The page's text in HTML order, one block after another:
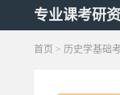
专业课考研
首页 > 历史学基础